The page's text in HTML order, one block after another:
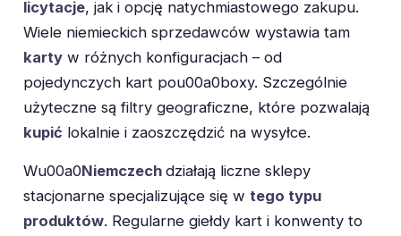
licytacje, jak i opcję natychmiastowego zakupu.
Wiele niemieckich sprzedawców wystawia tam
karty w różnych konfiguracjach – od
pojedynczych kart pou00a0boxy. Szczególnie
użyteczne są filtry geograficzne, które pozwalają
kupić lokalnie i zaoszczędzić na wysyłce.
Wu00a0Niemczech działają liczne sklepy
stacjonarne specjalizujące się w tego typu
produktów. Regularne giełdy kart i konwenty to